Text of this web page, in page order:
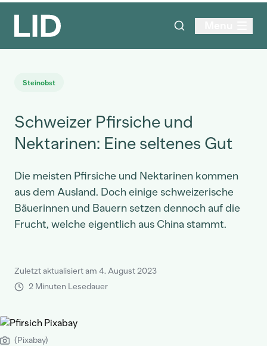
Steinobst
Schweizer Pfirsiche und
Nektarinen: Eine seltenes Gut
Die meisten Pfirsiche und Nektarinen kommen
aus dem Ausland. Doch einige schweizerische
Bäuerinnen und Bauern setzen dennoch auf die
Frucht, welche eigentlich aus China stammt.
Zuletzt aktualisiert am 4. August 2023
2 Minuten Lesedauer
(Pixabay)